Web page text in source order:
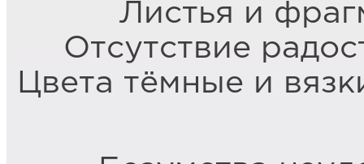
Листья и
Отсутствие
Цвета тёмные и